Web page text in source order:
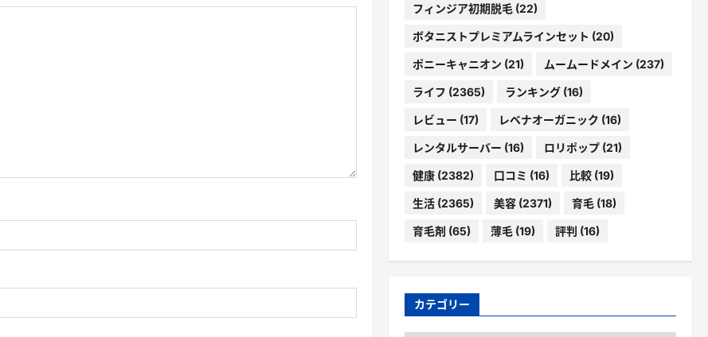
フィンジア初期脱毛(22)
ボタニストプレミアムラインセット (20)
ポニーキャニオン (21) ムームードメイン (237)
ライフ (2365) ランキング(16)
レビュー (17) レベナオーガニック (16)
レンタルサーバー (16) ロリポップ(21)
健康(2382) 口コミ (16) 比較(19)
生活(2365) 美容(2371) 育毛(18)
育毛剤 (65) 薄毛(19) 評判 (16)
カテゴリー